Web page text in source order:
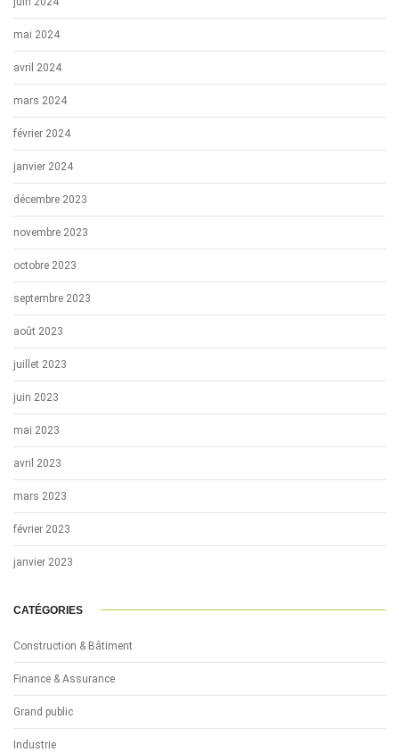
mai 2024
avril 2024
mars 2024
février 2024
janvier 2024
décembre 2023
novembre 2023
octobre 2023
septembre 2023
août 2023
juillet 2023
juin 2023
mai 2023
avril 2023
mars 2023
février 2023
janvier 2023
CATÉGORIES
Construction & Bâtiment
Finance & Assurance
Grand public
Industrie